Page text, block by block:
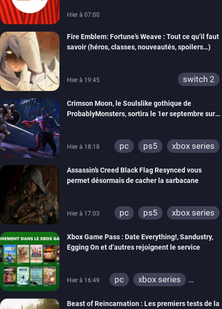
Hier à 07:00
Fire Emblem: Fortune’s Weave : Tout ce qu’il faut
savoir (héros, classes, nouveautés, spoilers…)
Hier à 19:45 switch 2
Crimson Moon, le Soulslike gothique de
ProbablyMonsters, sortira le 1er septembre sur
Hier à 18:18 pc ps5 xbox series
Assassin’s Creed Black Flag Resynced vous
permet désormais de cacher la sarbacane
Hier à 17:03 pc ps5 xbox series
Xbox Game Pass : Date Everything!, Sandustry,
Egging On et d’autres rejoignent le service
Hier à 16:49 pc
xbox series
Beast of Reincarnation : Les premiers tests de la